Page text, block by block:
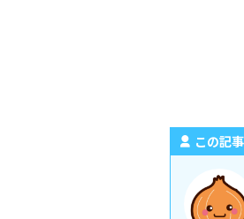
この記